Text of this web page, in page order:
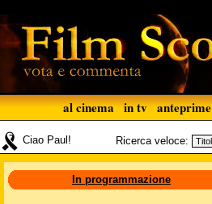
al cinema in tv anteprime
Ciao Paul! Ricerca veloce:
In programmazione